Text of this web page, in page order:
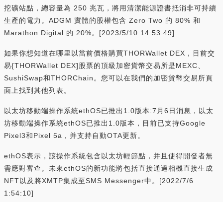
挖礦站點，總容量為 250 兆瓦，將用清潔能源證書抵消非可持續
生產的電力。ADGM 實體的股權包含 Zero Two 的 80% 和
Marathon Digital 的 20%。[2023/5/10 14:53:49]
如果你想知道在哪里以當前價格購買THORWallet DEX，目前交
易{THORWallet DEX]股票的頂級加密貨幣交易所是MEXC、
SushiSwap和THORChain。您可以在我們的加密貨幣交易所頁
面上找到其他列表。
以太坊移動端操作系統ethOS已推出1.0版本:7月6日消息，以太
坊移動端操作系統ethOS已推出1.0版本，目前已支持Google
Pixel3和Pixel 5a，并支持自動OTA更新。
ethOS表示，該操作系統包含以太坊輕節點，并且使得開發者無
需應對審查。未來ethOS的新功能將包括直接通過相機直接生成
NFT以及將XMTP集成至SMS Messenger中。[2022/7/6
1:54:10]